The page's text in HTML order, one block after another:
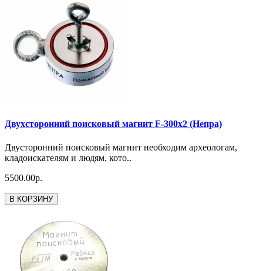
Двухсторонний поисковый магнит F-300x2 (Непра)
Двусторонний поисковый магнит необходим археологам,
кладоискателям и людям, кото..
5500.00р.
В КОРЗИНУ